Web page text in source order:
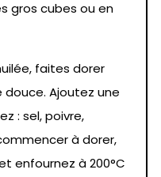
gros cubes ou en
faites dorer
Ajoutez une
: sel, poivre,
à dorer,
enfournez à 200°C